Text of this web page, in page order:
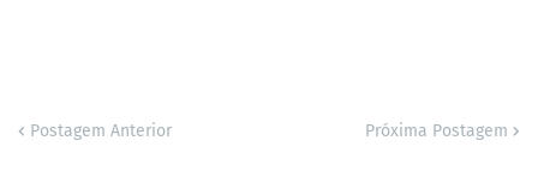
Postagem Anterior Próxima Postagem